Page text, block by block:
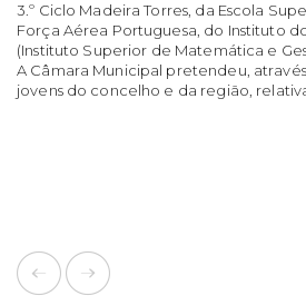
3.º Ciclo Madeira Torres, da Escola
Força Aérea Portuguesa, do Instituto
(Instituto Superior de Matemática e
A Câmara Municipal pretendeu,
jovens do concelho e da região,